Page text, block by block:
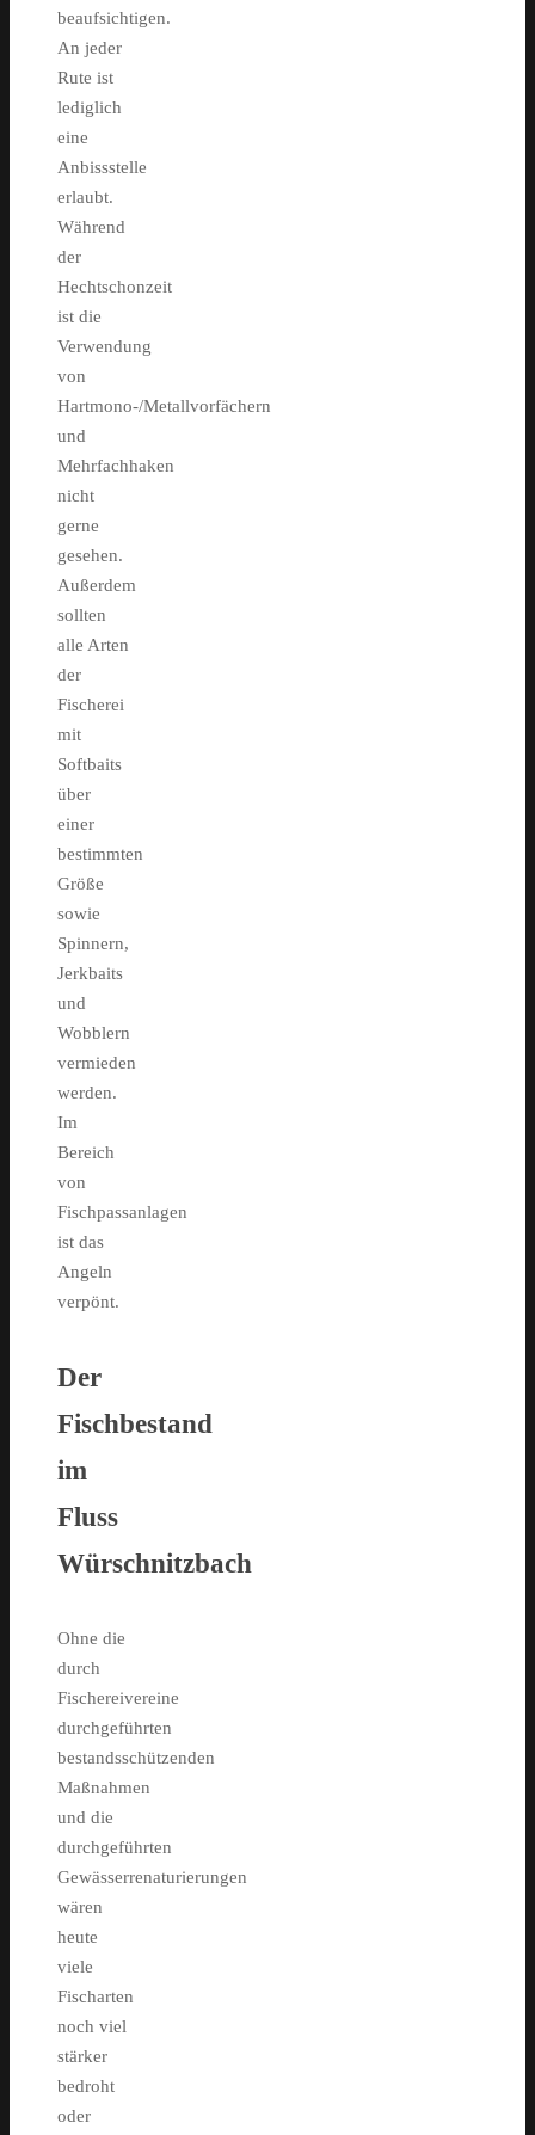
beaufsichtigen.
An jeder
Rute ist
lediglich
eine
Anbissstelle
erlaubt.
Während
der
Hechtschonzeit
ist die
Verwendung
von
Hartmono-/Metallvorfächern
und
Mehrfachhaken
nicht
gerne
gesehen.
Außerdem
sollten
alle Arten
der
Fischerei
mit
Softbaits
über
einer
bestimmten
Größe
sowie
Spinnern,
Jerkbaits
und
Wobblern
vermieden
werden.
Im
Bereich
von
Fischpassanlagen
ist das
Angeln
verpönt.
Der
Fischbestand
im
Fluss
Würschnitzbach
Ohne die
durch
Fischereivereine
durchgeführten
bestandsschützenden
Maßnahmen
und die
durchgeführten
Gewässerrenaturierungen
wären
heute
viele
Fischarten
noch viel
stärker
bedroht
oder